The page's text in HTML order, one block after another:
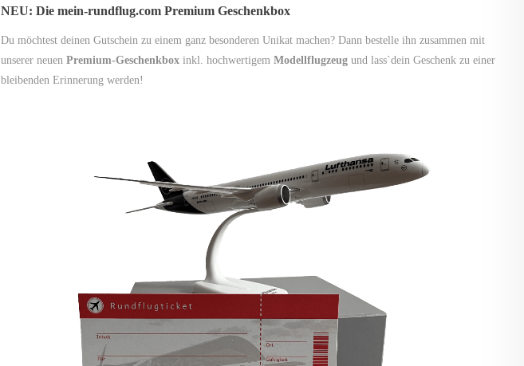
NEU: Die mein-rundflug.com Premium Geschenkbox
Du möchtest deinen Gutschein zu einem ganz besonderen Unikat machen? Dann bestelle ihn zusammen mit
unserer neuen Premium-Geschenkboxinkl. hochwertigem Modellflugzeugund lass`dein Geschenk zu einer
bleibenden Erinnerung werden!